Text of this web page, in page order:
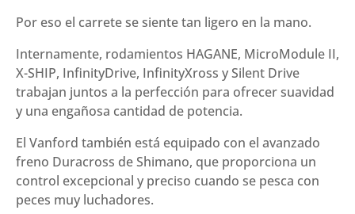
Por eso el carrete se siente tan ligero en la mano.
Internamente, rodamientos HAGANE, MicroModule II,
X-SHIP, InfinityDrive, InfinityXross y Silent Drive
trabajan juntos a la perfección para ofrecer suavidad
y una engañosa cantidad de potencia.
El Vanford también está equipado con el avanzado
freno Duracross de Shimano, que proporciona un
control excepcional y preciso cuando se pesca con
peces muy luchadores.